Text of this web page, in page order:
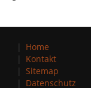
Home
Kontakt
Sitemap
Datenschutz